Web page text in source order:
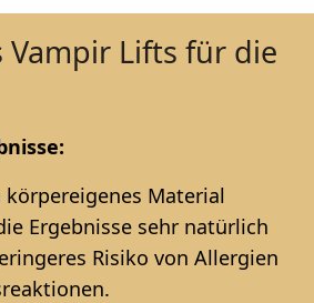
Vampir Lifts für die
körpereigenes Material
Ergebnisse sehr natürlich
Risiko von Allergien